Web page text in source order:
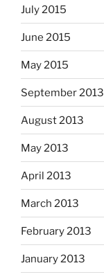
July 2015
June 2015
May 2015
September 2013
August 2013
May 2013
April 2013
March 2013
February 2013
January 2013